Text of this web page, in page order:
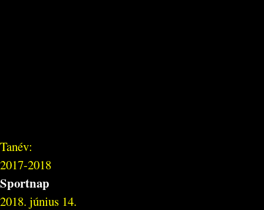
Tanév:
2017-2018
Sportnap
2018. június 14.